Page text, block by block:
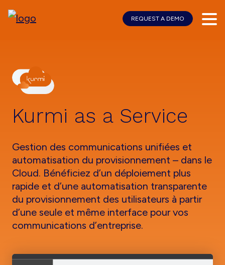
Kurmi as a Service
Gestion des communications unifiées et
automatisation du provisionnement – dans le
Cloud. Bénéficiez d’un déploiement plus
rapide et d’une automatisation transparente
du provisionnement des utilisateurs à partir
d’une seule et même interface pour vos
communications d’entreprise.
REQUEST A DEMO